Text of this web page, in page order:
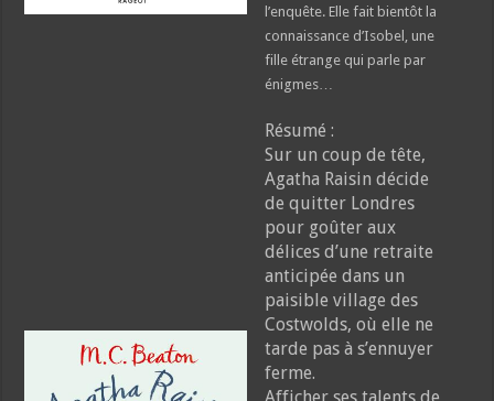
l’enquête. Elle fait bientôt la
connaissance d’Isobel, une
fille étrange qui parle par
énigmes…
Résumé :
Sur un coup de tête,
Agatha Raisin décide
de quitter Londres
pour goûter aux
délices d’une retraite
anticipée dans un
paisible village des
Costwolds, où elle ne
tarde pas à s’ennuyer
ferme.